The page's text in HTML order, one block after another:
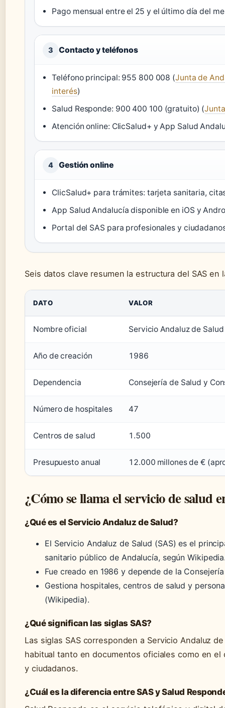
Pago mensual entre el 25 y el último día del
3 Contacto y teléfonos
Teléfono principal: 955 800 008 (Junta de
interés)
Salud Responde: 900 400 100 (gratuito) (
Atención online: ClicSalud+ y App Salud
4 Gestión online
ClicSalud+ para trámites: tarjeta sanitaria,
App Salud Andalucía disponible en iOS y
Portal del SAS para profesionales y
Seis datos clave resumen la estructura del SAS en
DATO VALOR
Nombre oficial Servicio Andaluz de Salud
Año de creación 1986
Dependencia Consejería de Salud y
Número de hospitales 47
Centros de salud 1.500
Presupuesto anual 12.000 millones de €
¿Cómo se llama el servicio de salud
¿Qué es el Servicio Andaluz de Salud?
El Servicio Andaluz de Salud (SAS) es el
sanitario público de Andalucía, según
Fue creado en 1986 y depende de la
Gestiona hospitales, centros de salud y
(Wikipedia).
¿Qué significan las siglas SAS?
Las siglas SAS corresponden a Servicio Andaluz
habitual tanto en documentos oficiales como en
y ciudadanos.
¿Cuál es la diferencia entre SAS y Salud